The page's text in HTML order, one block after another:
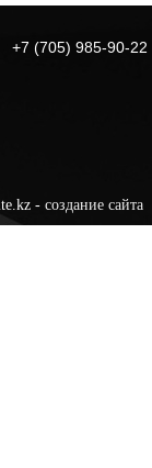
+7 (705) 985-90-22
- создание сайта